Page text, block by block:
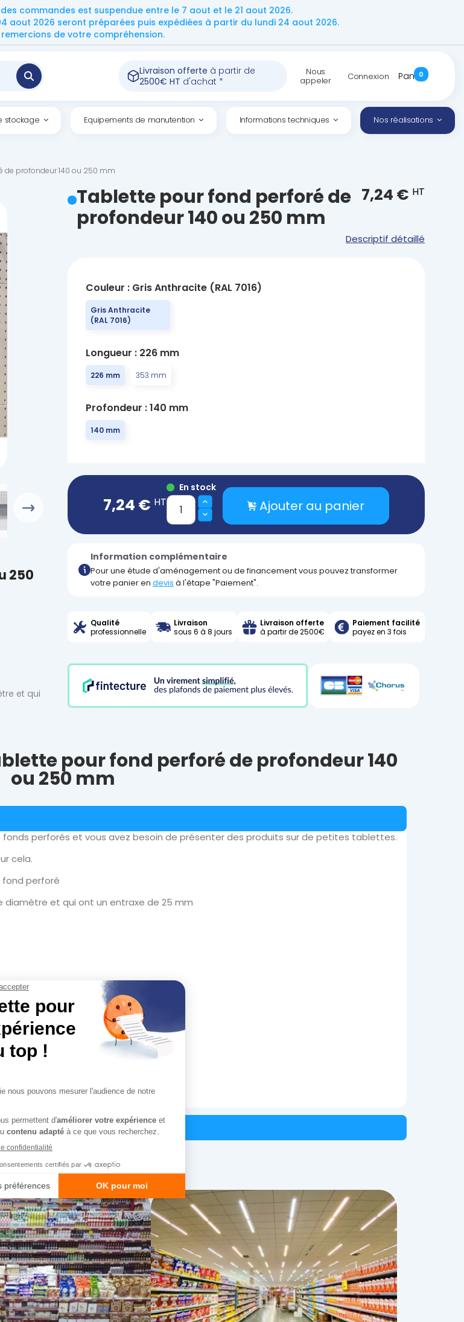
commandes est suspendue entre le 7 aout et le 21 aout 2026.
aout 2026 seront préparées puis expédiées à partir du lundi 24 aout 2026.
remercions de votre compréhension.
Livraison offerte à partir de
2500€ HT d'achat *
Nous
appeler Connexion Panier
0
stockage Equipements de manutention Informations techniques Nos réalisations
de profondeur 140 ou 250 mm
250
et qui
Tablette pour fond perforé de
profondeur 140 ou 250 mm
7,24 € HT
Descriptif détaillé
Couleur : Gris Anthracite (RAL 7016)
Gris Anthracite
(RAL 7016)
Longueur : 226 mm
226 mm 353 mm
Profondeur : 140 mm
140 mm
7,24 € HT
En stock
Ajouter au panier
Information complémentaire
Pour une étude d'aménagement ou de financement vous pouvez transformer
votre panier en devis à l'étape "Paiement".
Qualité
professionnelle
Livraison
sous 6 à 8 jours
Livraison offerte
à partir de 2500€
Paiement facilité
payez en 3 fois
pour fond perforé de profondeur 140
ou 250 mm
perforés et vous avez besoin de présenter des produits sur de petites tablettes.
cela.
fond perforé
et qui ont un entraxe de 25 mm